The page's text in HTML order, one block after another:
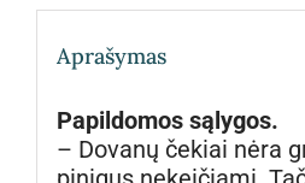
Aprašymas
Papildomos sąlygos.
– Dovanų čekiai nėra